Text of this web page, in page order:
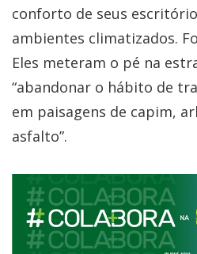
conforto de seus
ambientes climatizados.
Eles meteram o pé na
“abandonar o hábito de
em paisagens de capim,
asfalto”.